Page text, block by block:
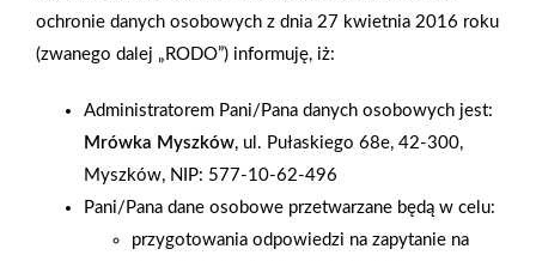
podstawie art.16 ustawy z dnia 30 sierpnia 2019 r. o zmianie
ustawy – Kodeks spółek handlowych oraz niektórych innych
akcjonariuszy do złożenia dokumentów akcji w siedzibie spółki
tj. Wełecz 142, 28-100 Busko - Zdrój. Informacje o
dematerializacji akcji dostępne są na stronie
www.grupapsb.com.pl oraz pod nr tel. +48 41 378 52 80.
ochronie danych osobowych z dnia 27 kwietnia 2016 roku
(zwanego dalej „RODO”) informuję, iż:
Administratorem Pani/Pana danych osobowych jest:
Mrówka Myszków, ul. Pułaskiego 68e, 42-300,
Myszków, NIP: 577-10-62-496
Pani/Pana dane osobowe przetwarzane będą w celu:
przygotowania odpowiedzi na zapytanie na